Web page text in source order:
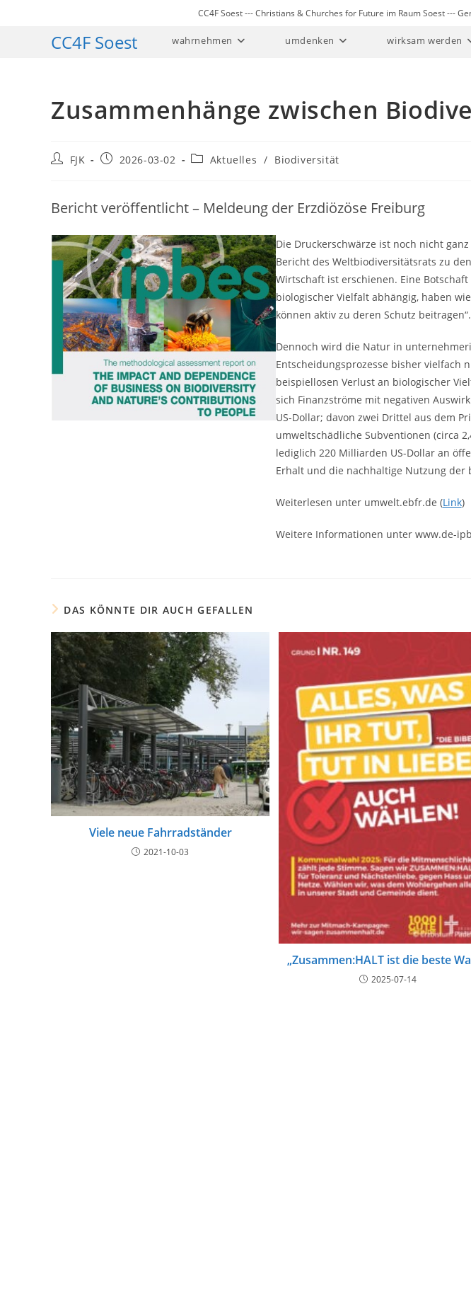
CC4F Soest --- Christians & Churches for Future im Raum Soest ---
CC4F Soest wahrnehmen umdenken wirksam werden
Zusammenhänge zwischen
Beitrags-
FJK
Beitrag2026-03-02
Beitrags-
Aktuelles / Biodiversität
Bericht veröffentlicht – Meldeung der Erzdiözöse Freiburg
Die Druckerschwärze ist noch nicht
Bericht des Weltbiodiversitätsrats zu
Wirtschaft ist erschienen. Eine
biologischer Vielfalt abhängig, haben
können aktiv zu deren Schutz beitragen“.
Dennoch wird die Natur in
Entscheidungsprozesse bisher vielfach
beispiellosen Verlust an biologischer
sich Finanzströme mit negativen
US-Dollar; davon zwei Drittel aus dem
umweltschädliche Subventionen (circa
lediglich 220 Milliarden US-Dollar an
Erhalt und die nachhaltige Nutzung der
Weiterlesen unter umwelt.ebfr.de (Link)
Weitere Informationen unter www.de-
DAS KÖNNTE DIR AUCH GEFALLEN
Viele neue Fahrradständer
2021-10-03
„Zusammen:HALT ist die beste
2025-07-14